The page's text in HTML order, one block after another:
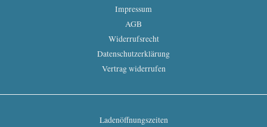
Impressum
AGB
Widerrufsrecht
Datenschutzerklärung
Vertrag widerrufen
Ladenöffnungszeiten